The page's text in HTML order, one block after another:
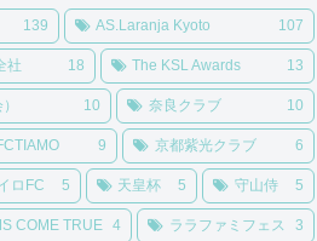
139 AS.Laranja Kyoto 107
社 18 The KSL Awards 13
10 奈良クラブ 10
9 京都紫光クラブ 6
ロFC 5 天皇杯 5 守山侍 5
COME TRUE 4 ララファミフェス 3